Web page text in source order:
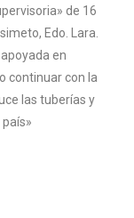
de 16
Edo. Lara.
en
continuar con la
las tuberías y